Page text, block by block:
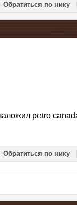
Обратиться по нику
petro
Обратиться по нику